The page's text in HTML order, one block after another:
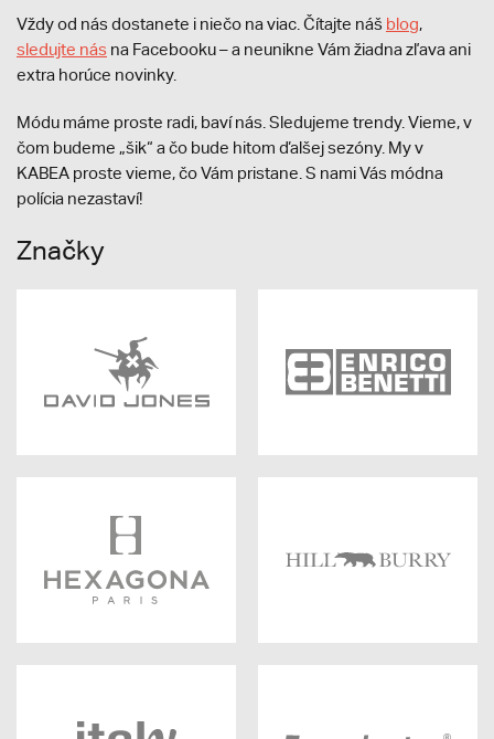
Vždy od nás dostanete i niečo na viac. Čítajte náš blog,
sledujte nás na Facebooku – a neunikne Vám žiadna zľava ani
extra horúce novinky.
Módu máme proste radi, baví nás. Sledujeme trendy. Vieme, v
čom budeme „šik“ a čo bude hitom ďalšej sezóny. My v
KABEA proste vieme, čo Vám pristane. S nami Vás módna
polícia nezastaví!
Značky